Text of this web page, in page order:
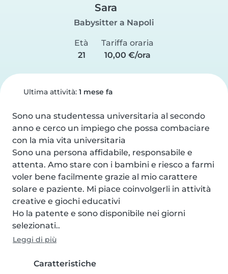
Sara
Babysitter a Napoli
Età
21
Tariffa oraria
10,00 €/ora
Ultima attività: 1 mese fa
Sono una studentessa universitaria al secondo
anno e cerco un impiego che possa combaciare
con la mia vita universitaria
Sono una persona affidabile, responsabile e
attenta. Amo stare con i bambini e riesco a farmi
voler bene facilmente grazie al mio carattere
solare e paziente. Mi piace coinvolgerli in attività
creative e giochi educativi
Ho la patente e sono disponibile nei giorni
selezionati..
Leggi di più
Caratteristiche